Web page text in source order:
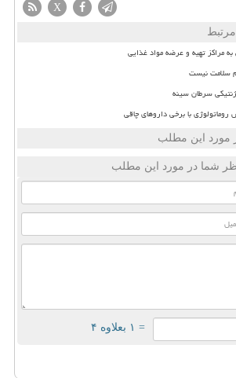
X
مراکز تهیه و عرضه مواد غذایی
سلامت نیست
سرطان سینه
با برخی داروهای چاقی
مورد این مطلب
شما در مورد این مطلب
= ۱ بعلاوه ۴